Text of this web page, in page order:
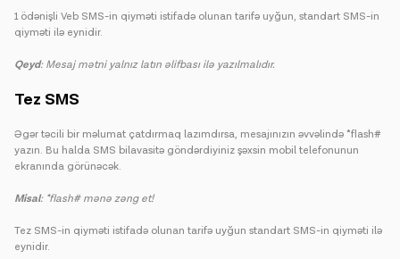
1 ödənişli Veb SMS-in qiyməti istifadə olunan tarifə uyğun, standart SMS-in
qiyməti ilə eynidir.
Qeyd: Mesaj mətni yalnız latın əlifbası ilə yazılmalıdır.
Tez SMS
Əgər təcili bir məlumat çatdırmaq lazımdırsa, mesajınızın əvvəlində *flash#
yazın. Bu halda SMS bilavasitə göndərdiyiniz şəxsin mobil telefonunun
ekranında görünəcək.
Misal: *flash# mənə zəng et!
Tez SMS-in qiyməti istifadə olunan tarifə uyğun standart SMS-in qiyməti ilə
eynidir.